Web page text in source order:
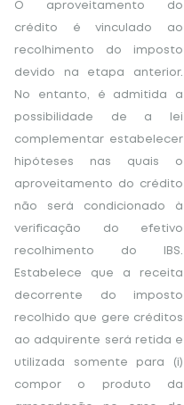
O aproveitamento do
crédito é vinculado ao
recolhimento do imposto
devido na etapa anterior.
No entanto, é admitida a
possibilidade de a lei
complementar estabelecer
hipóteses nas quais o
aproveitamento do crédito
não será condicionado à
verificação do efetivo
recolhimento do IBS.
Estabelece que a receita
decorrente do imposto
recolhido que gere créditos
ao adquirente será retida e
utilizada somente para (i)
compor o produto da